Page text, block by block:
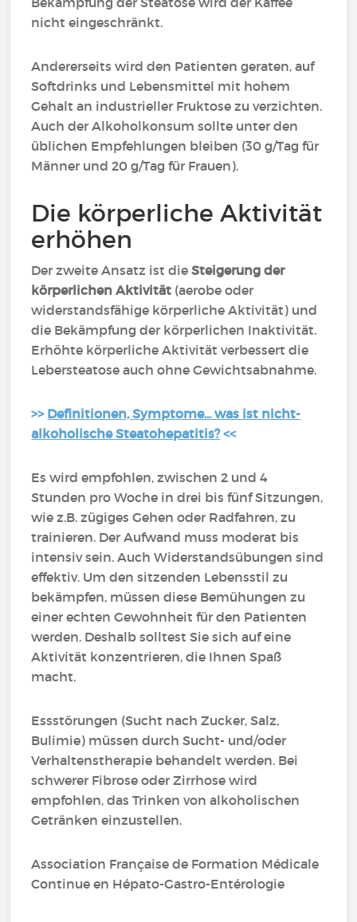
nicht eingeschränkt.
Andererseits wird den Patienten geraten, auf
Softdrinks und Lebensmittel mit hohem
Gehalt an industrieller Fruktose zu verzichten.
Auch der Alkoholkonsum sollte unter den
üblichen Empfehlungen bleiben (30 g/Tag für
Männer und 20 g/Tag für Frauen).
Die körperliche Aktivität
erhöhen
Der zweite Ansatz ist dieSteigerung der
körperlichen Aktivität (aerobe oder
widerstandsfähige körperliche Aktivität) und
die Bekämpfung der körperlichen Inaktivität.
Erhöhte körperliche Aktivität verbessert die
Lebersteatose auch ohne Gewichtsabnahme.
>> Definitionen, Symptome... was ist nicht-
alkoholische Steatohepatitis?<<
Es wird empfohlen, zwischen 2 und 4
Stunden pro Woche in drei bis fünf Sitzungen,
wie z.B. zügiges Gehen oder Radfahren, zu
trainieren. Der Aufwand muss moderat bis
intensiv sein. Auch Widerstandsübungen sind
effektiv. Um den sitzenden Lebensstil zu
bekämpfen, müssen diese Bemühungen zu
einer echten Gewohnheit für den Patienten
werden. Deshalb solltest Sie sich auf eine
Aktivität konzentrieren, die Ihnen Spaß
macht.
Essstörungen (Sucht nach Zucker, Salz,
Bulimie) müssen durch Sucht- und/oder
Verhaltenstherapie behandelt werden. Bei
schwerer Fibrose oder Zirrhose wird
empfohlen, das Trinken von alkoholischen
Getränken einzustellen.
Association Française de Formation Médicale
Continue en Hépato-Gastro-Entérologie